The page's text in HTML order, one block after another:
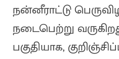
நன்னீராட்டு
நடைபெற்று
பகுதியாக,